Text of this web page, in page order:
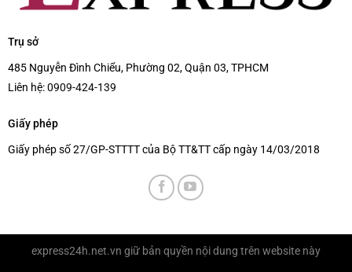
Trụ sở
485 Nguyễn Đình Chiểu, Phường 02, Quận 03, TPHCM
Liên hệ:0909-424-139
Giấy phép
Giấy phép số 27/GP-STTTT của Bộ TT&TT cấp ngày 14/03/2018
express24h.net.vn giữ bản quyền nội dung trên website này